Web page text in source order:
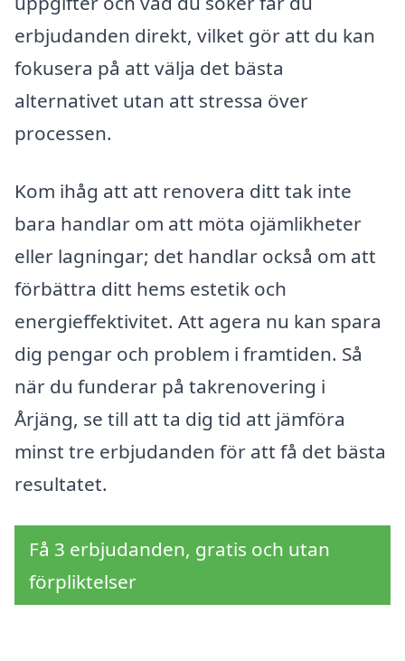
erbjudanden direkt, vilket gör att du kan
fokusera på att välja det bästa
alternativet utan att stressa över
processen.
Kom ihåg att att renovera ditt tak inte
bara handlar om att möta ojämlikheter
eller lagningar; det handlar också om att
förbättra ditt hems estetik och
energieffektivitet. Att agera nu kan spara
dig pengar och problem i framtiden. Så
när du funderar på takrenovering i
Årjäng, se till att ta dig tid att jämföra
minst tre erbjudanden för att få det bästa
resultatet.
Få 3 erbjudanden, gratis och utan
förpliktelser